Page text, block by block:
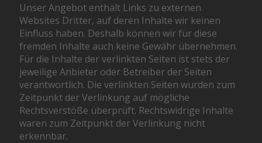
Unser Angebot enthält Links zu externen
Websites Dritter, auf deren Inhalte wir keinen
Einfluss haben. Deshalb können wir für diese
fremden Inhalte auch keine Gewähr übernehmen.
Für die Inhalte der verlinkten Seiten ist stets der
jeweilige Anbieter oder Betreiber der Seiten
verantwortlich. Die verlinkten Seiten wurden zum
Zeitpunkt der Verlinkung auf mögliche
Rechtsverstöße überprüft. Rechtswidrige Inhalte
waren zum Zeitpunkt der Verlinkung nicht
erkennbar.